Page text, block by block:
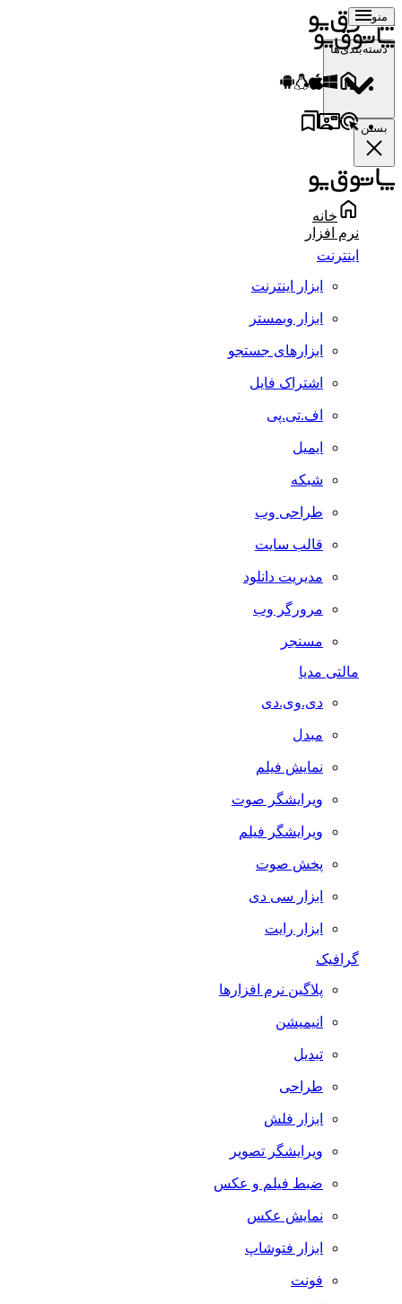
منو
دسته‌بندی‌ها
بستن
خانه
نرم افزار
اینترنت
ابزار اینترنت
ابزار وبمستر
ابزارهای جستجو
اشتراک فایل
اف.تی.پی
ایمیل
شبکه
طراحی وب
قالب سایت
مدیریت دانلود
مرورگر وب
مسنجر
مالتی مدیا
دی.وی.دی
مبدل
نمایش فیلم
ویرایشگر صوت
ویرایشگر فیلم
پخش صوت
ابزار سی دی
ابزار رایت
گرافیک
پلاگین نرم افزارها
انیمیشن
تبدیل
طراحی
ابزار فلش
ویرایشگر تصویر
ضبط فيلم و عكس
نمایش عکس
ابزار فتوشاپ
فونت